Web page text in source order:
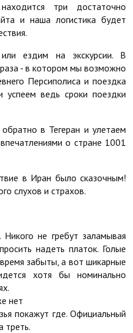
три достаточно
и наша логистика будет
ездим на экскурсии. В
- в котором мы возможно
Персиполиса и поездка
ведь сроки поездки
в Тегеран и улетаем
о стране 1001
в Иран было сказочным!
слухов и страхов.
Никого не гребут заламывая
надеть платок. Голые
забыты, а вот шикарные
хотя бы номинально
нет
покажут где. Официальный
треть.